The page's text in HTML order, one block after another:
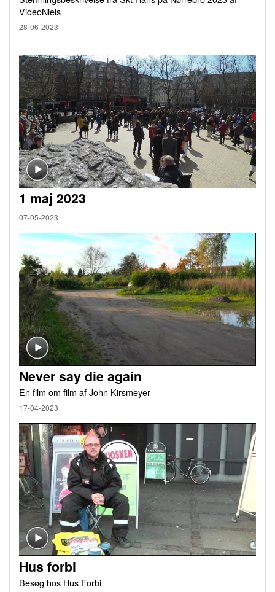
VideoNiels
28-06-2023
1 maj 2023
07-05-2023
Never say die again
En film om film af John Kirsmeyer
17-04-2023
Hus forbi
Besøg hos Hus Forbi